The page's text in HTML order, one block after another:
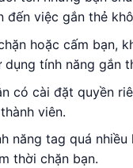
đến việc gắn thẻ
hoặc cấm bạn,
dụng tính năng gắn
có cài đặt quyền
viên.
năng tag quá
thời chặn bạn.